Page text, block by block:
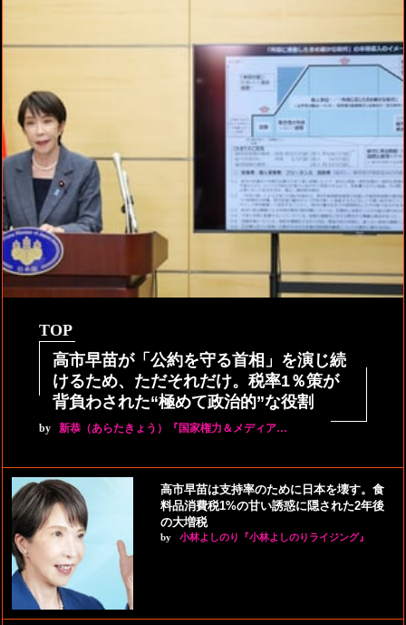
TOP
高市早苗が「公約を守る首相」を演じ続
けるため、ただそれだけ。税率1％策が
背負わされた“極めて政治的”な役割
by 新恭（あらたきょう）『国家権力＆メディア…
高市早苗は支持率のために日本を壊す。食
料品消費税1%の甘い誘惑に隠された2年後
の大増税
by 小林よしのり『小林よしのりライジング』